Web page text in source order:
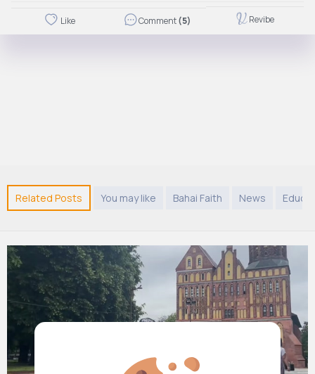
Like Comment(5) Revibe
Related Posts You may like Bahai Faith News